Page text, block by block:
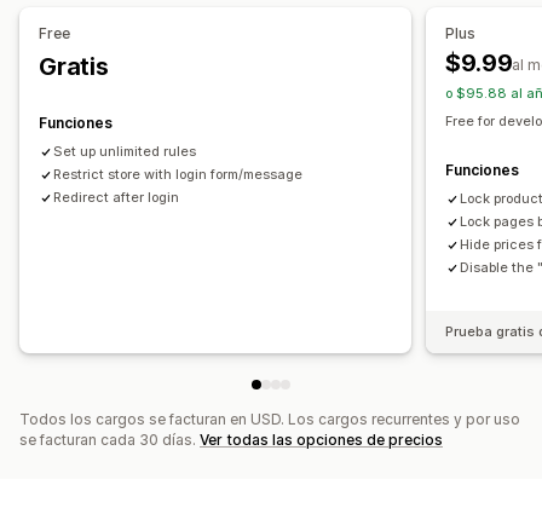
Free
Gratis
Funciones
Set up unlimited rules
Restrict store with login form/message
Redirect after login
Plus
$9.99al
o $95.88 al
Free for
Funciones
Lock
Lock pages
Hide prices
Disable the
Prueba gratis
Todos los cargos se facturan en USD. Los cargos recurrentes y por uso
se facturan cada 30 días. Ver todas las opciones de precios